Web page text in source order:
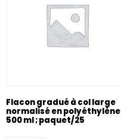
Flacon gradué à col large
normalisé en polyéthylène
500 ml ; paquet/25